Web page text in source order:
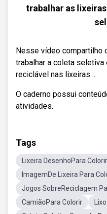
trabalhar as
Nesse vídeo compartilho
trabalhar a coleta
reciclável nas lixeiras ...
O caderno possui
atividades.
Tags
Lixeira DesenhoPara Colorir
ImagemDe Lixeira Para
Jogos SobreReciclagem
CamiãoPara Colorir